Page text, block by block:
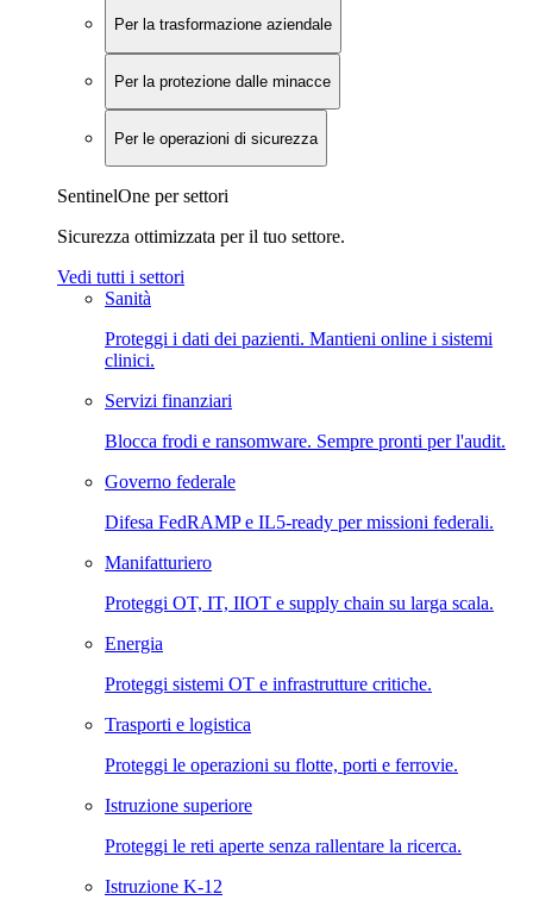
Per la trasformazione aziendale
Per la protezione dalle minacce
Per le operazioni di sicurezza
SentinelOne per settori
Sicurezza ottimizzata per il tuo settore.
Vedi tutti i settori
Sanità
Proteggi i dati dei pazienti. Mantieni online i sistemi
clinici.
Servizi finanziari
Blocca frodi e ransomware. Sempre pronti per l'audit.
Governo federale
Difesa FedRAMP e IL5-ready per missioni federali.
Manifatturiero
Proteggi OT, IT, IIOT e supply chain su larga scala.
Energia
Proteggi sistemi OT e infrastrutture critiche.
Trasporti e logistica
Proteggi le operazioni su flotte, porti e ferrovie.
Istruzione superiore
Proteggi le reti aperte senza rallentare la ricerca.
Istruzione K-12